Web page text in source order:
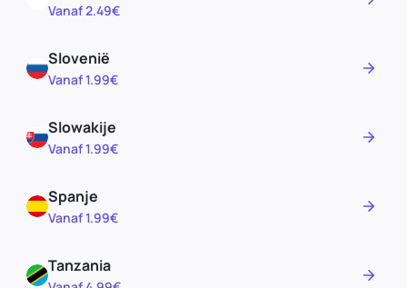
Vanaf 2.49€
Slovenië
Vanaf 1.99€
Slowakije
Vanaf 1.99€
Spanje
Vanaf 1.99€
Tanzania